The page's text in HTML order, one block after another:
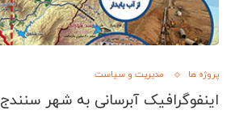
پروژه ها مدیریت و سیاست
اینفوگرافیک آبرسانی به شهر سنندج